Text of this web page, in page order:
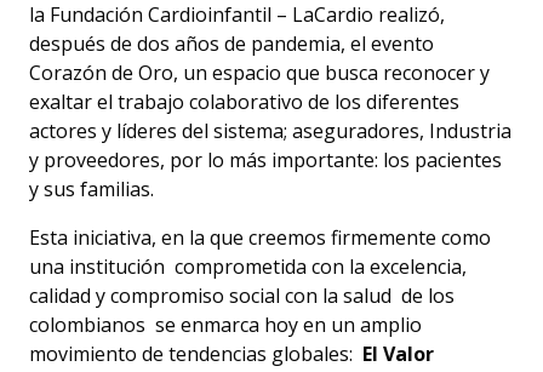
la Fundación Cardioinfantil – LaCardio realizó,
después de dos años de pandemia, el evento
Corazón de Oro, un espacio que busca reconocer y
exaltar el trabajo colaborativo de los diferentes
actores y líderes del sistema; aseguradores, Industria
y proveedores, por lo más importante: los pacientes
y sus familias.
Esta iniciativa, en la que creemos firmemente como
una institución comprometida con la excelencia,
calidad y compromiso social con la salud de los
colombianos se enmarca hoy en un amplio
movimiento de tendencias globales: El Valor